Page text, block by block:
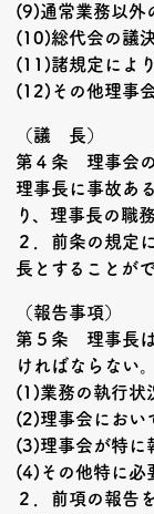
(9)通常業務以外
(10)総代会の議
(11)諸規定によ
(12)その他理事
（議 長）
第４条 理事会の
理事長に事故あ
り、理事長の職
２．前条の規定
長とすることが
（報告事項）
第５条 理事長は
ければならない。
(1)業務の執行状
(2)理事会におい
(3)理事会が特に
(4)その他特に必
２．前項の報告